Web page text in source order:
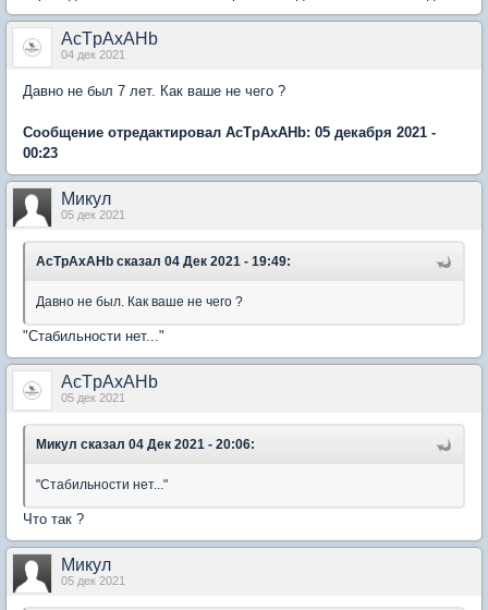
AcTpAxAHb
04 дек 2021
Давно не был 7 лет. Как ваше не чего ?
Сообщение отредактировал AcTpAxAHb: 05 декабря 2021 -
00:23
Микул
05 дек 2021
AcTpAxAHb сказал 04 Дек 2021 - 19:49:
Давно не был. Как ваше не чего ?
"Стабильности нет..."
AcTpAxAHb
05 дек 2021
Микул сказал 04 Дек 2021 - 20:06:
"Стабильности нет..."
Что так ?
Микул
05 дек 2021